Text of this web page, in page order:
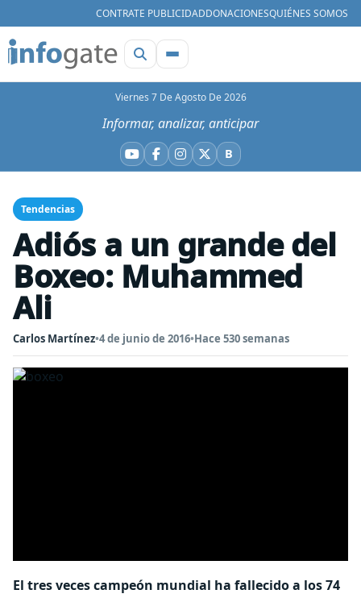
CONTRATE PUBLICIDADDONACIONESQUIÉNES SOMOS
Viernes 7 De Agosto De 2026
Informar, analizar, anticipar
YouTube
Facebook
Instagram
X BBluesky
Tendencias
Adiós a un grande del
Boxeo: Muhammed
Ali
Carlos Martínez•4 de junio de 2016•Hace 530 semanas
El tres veces campeón mundial ha fallecido a los 74